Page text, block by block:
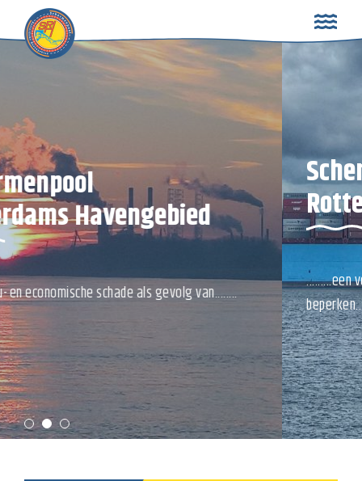
Schermenpool
Rotterdams Havengebied
.........een verontreiniging van het oppervlaktewater te
beperken........